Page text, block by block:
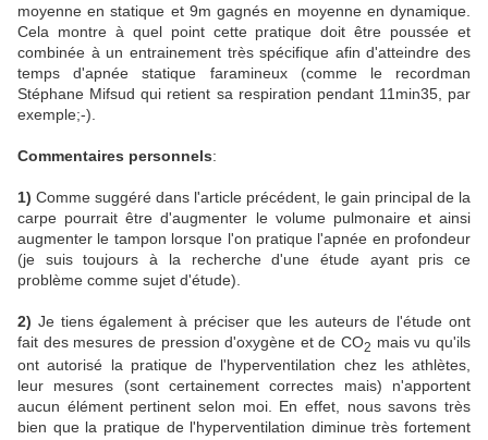
moyenne en statique et 9m gagnés en moyenne en dynamique.
Cela montre à quel point cette pratique doit être poussée et
combinée à un entrainement très spécifique afin d'atteindre des
temps d'apnée statique faramineux (comme le recordman
Stéphane Mifsud qui retient sa respiration pendant 11min35, par
exemple;-).
Commentaires personnels:
1) Comme suggéré dans l'article précédent, le gain principal de la
carpe pourrait être d'augmenter le volume pulmonaire et ainsi
augmenter le tampon lorsque l'on pratique l'apnée en profondeur
(je suis toujours à la recherche d'une étude ayant pris ce
problème comme sujet d'étude).
2) Je tiens également à préciser que les auteurs de l'étude ont
fait des mesures de pression d'oxygène et de CO2 mais vu qu'ils
ont autorisé la pratique de l'hyperventilation chez les athlètes,
leur mesures (sont certainement correctes mais) n'apportent
aucun élément pertinent selon moi. En effet, nous savons très
bien que la pratique de l'hyperventilation diminue très fortement